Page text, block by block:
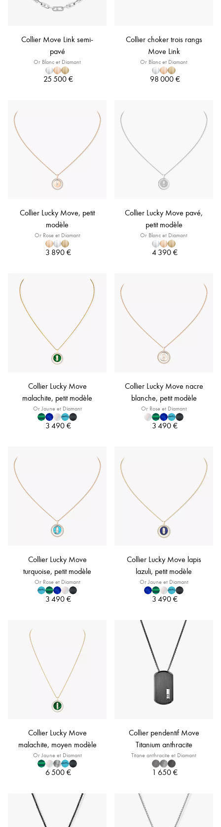
Collier Move Link semi-
pavé
Or Blanc et Diamant
25 500 €
Collier choker trois rangs
Move Link
Or Blanc et Diamant
98 000 €
Collier Lucky Move, petit
modèle
Or Rose et Diamant
3 890 €
Collier Lucky Move pavé,
petit modèle
Or Blanc et Diamant
4 390 €
Collier Lucky Move
malachite, petit modèle
Or Jaune et Diamant
3 490 €
Collier Lucky Move nacre
blanche, petit modèle
Or Rose et Diamant
3 490 €
Collier Lucky Move
turquoise, petit modèle
Or Rose et Diamant
3 490 €
Collier Lucky Move lapis
lazuli, petit modèle
Or Jaune et Diamant
3 490 €
Collier Lucky Move
malachite, moyen modèle
Or Jaune et Diamant
6 500 €
Collier pendentif Move
Titanium anthracite
Titane anthracite et Diamant
1 650 €